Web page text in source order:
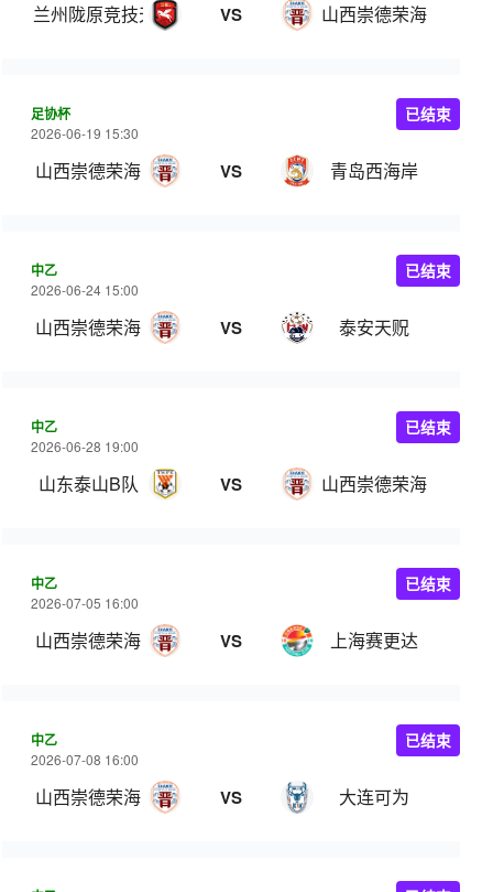
兰州陇原竞技天佑德 VS 山西崇德荣海
足协杯
2026-06-19 15:30
山西崇德荣海 VS 青岛西海岸
已结束
中乙
2026-06-24 15:00
山西崇德荣海 VS 泰安天贶
已结束
中乙
2026-06-28 19:00
山东泰山B队 VS 山西崇德荣海
已结束
中乙
2026-07-05 16:00
山西崇德荣海 VS 上海赛更达
已结束
中乙
2026-07-08 16:00
山西崇德荣海 VS 大连可为
已结束